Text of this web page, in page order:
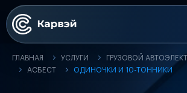
ГЛАВНАЯ УСЛУГИ
ГРУЗОВОЙ
АСБЕСТ
ОДИНОЧКИ И 10-ТОННИКИ